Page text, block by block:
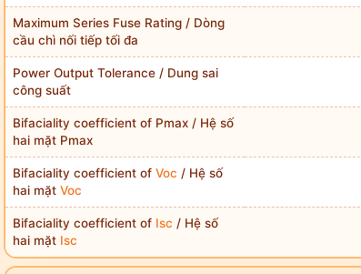
Maximum Series Fuse Rating / Dòng
cầu chì nối tiếp tối đa
Power Output Tolerance / Dung sai
công suất
Bifaciality coefficient of Pmax / Hệ số
hai mặt Pmax
Bifaciality coefficient ofVoc / Hệ số
hai mặtVoc
Bifaciality coefficient of Isc / Hệ số
hai mặt Isc